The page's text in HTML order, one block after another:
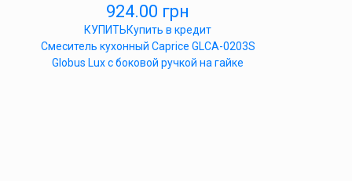
924.00 грн
КУПИТЬКупить в кредит
Смеситель кухонный Caprice GLCA-0203S
Globus Lux с боковой ручкой на гайке